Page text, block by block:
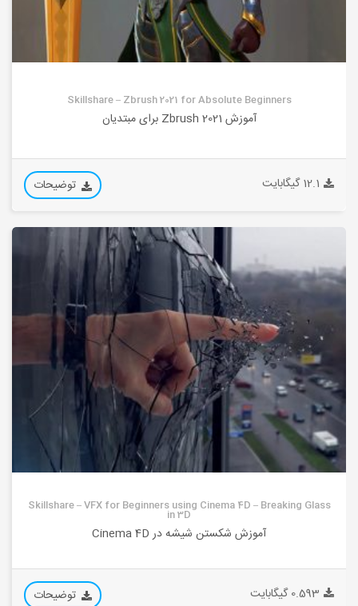
Skillshare – Zbrush 2021 for Absolute Beginners
آموزش Zbrush 2021 برای مبتدیان
12.1 گیگابایت توضیحات
Skillshare – VFX for Beginners using Cinema 4D – Breaking Glass
in 3D
آموزش شکستن شیشه در Cinema 4D
0.593 گیگابایت توضیحات